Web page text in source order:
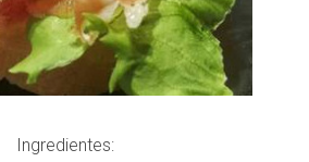
Ingredientes: